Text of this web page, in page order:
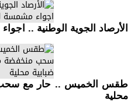
الأرصاد الجوية الوطنية ..
طقس الخميس .. حار مع سحب
محلية